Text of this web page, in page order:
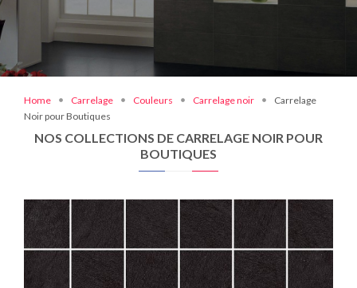
Home Carrelage Couleurs Carrelage noir
Carrelage
Noir pour Boutiques
NOS COLLECTIONS DE CARRELAGE NOIR POUR
BOUTIQUES